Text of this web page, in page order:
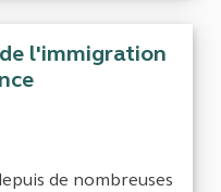
l'immigration
de nombreuses